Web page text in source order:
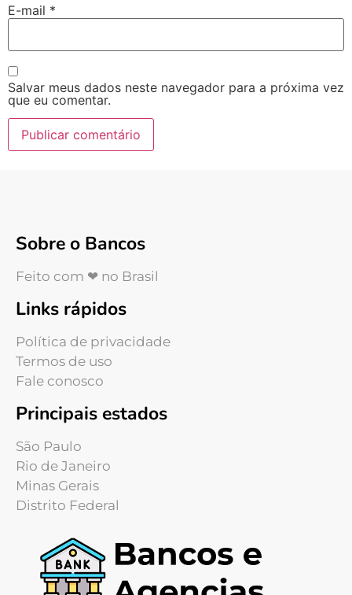
E-mail *
Salvar meus dados neste navegador para a próxima vez
que eu comentar.
Sobre o Bancos
Feito com ❤ no Brasil
Links rápidos
Política de privacidade
Termos de uso
Fale conosco
Principais estados
São Paulo
Rio de Janeiro
Minas Gerais
Distrito Federal